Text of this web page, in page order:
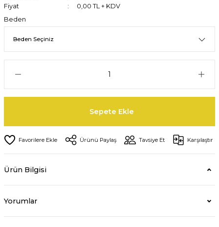
Fiyat
0,00 TL + KDV
Beden
Sepete Ekle
Ürünü Paylaş Tavsiye Et Karşılaştır
Ürün Bilgisi
Yorumlar